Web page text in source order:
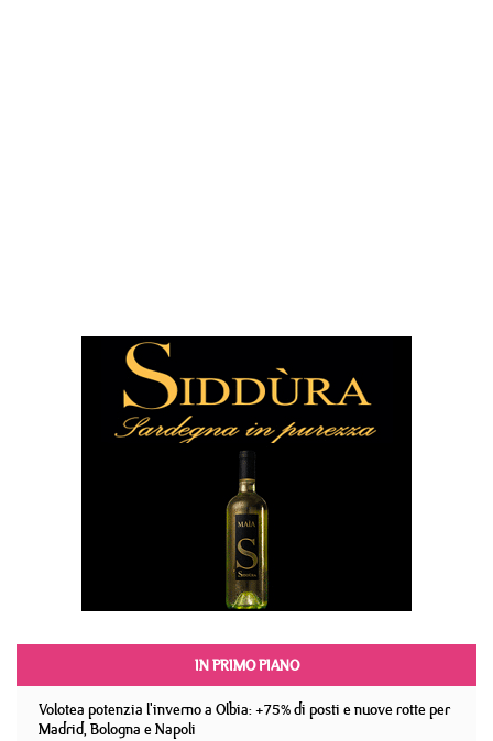
IN PRIMO PIANO
Volotea potenzia l'inverno a Olbia: +75% di posti e nuove rotte per
Madrid, Bologna e Napoli